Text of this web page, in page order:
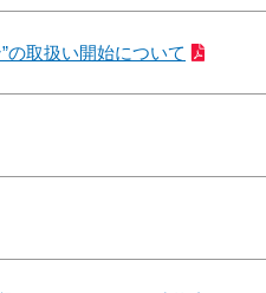
の取扱い開始について